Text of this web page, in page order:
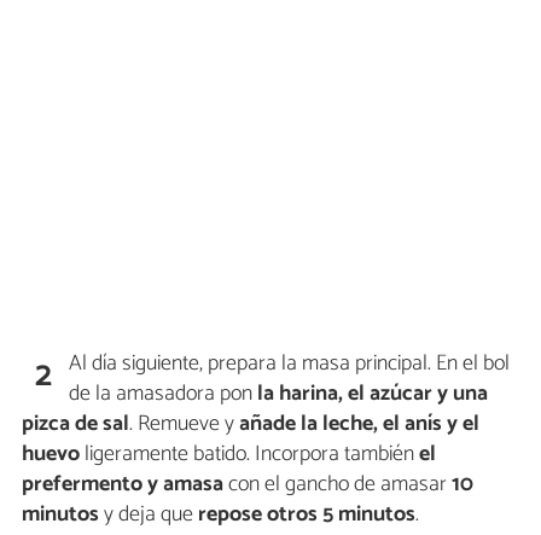
2 Al día siguiente, prepara la masa principal. En el bol
de la amasadora ponla harina, el azúcar y una
pizca de sal. Remueve yañade la leche, el anís y el
huevoligeramente batido. Incorpora tambiénel
prefermento yamasacon el gancho de amasar10
minutosy deja querepose otros 5 minutos.